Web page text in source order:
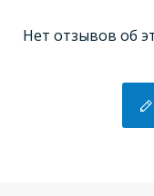
Нет отзывов об